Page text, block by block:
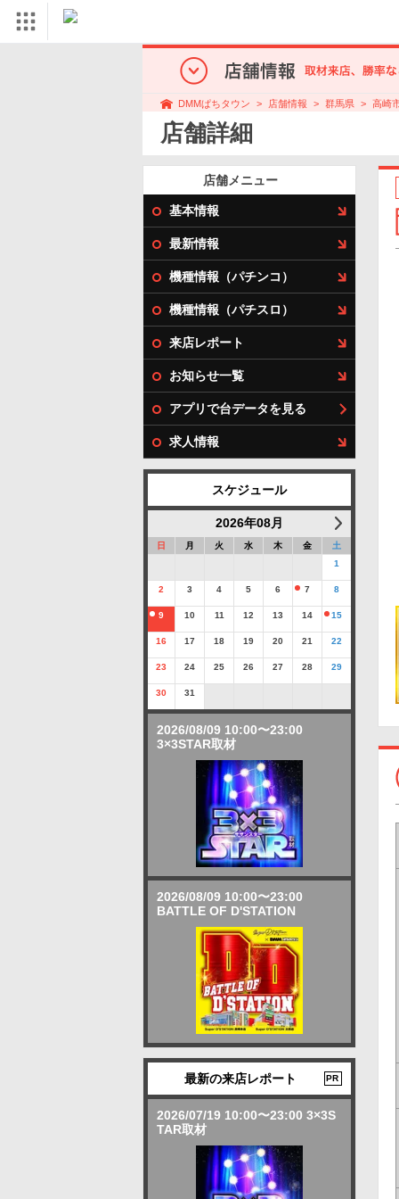
DMMぱちタウン 店舗情報 群馬県 高崎
店舗詳細
店舗メニュー
基本情報
最新情報
機種情報（パチンコ）
機種情報（パチスロ）
来店レポート
お知らせ一覧
アプリで台データを見る
求人情報
スケジュール
2026年08月
日 月 火 水 木 金
土
1
2 3 4 5 6 7 8
9 10 11 12 13 14 15
16 17 18 19 20 21 22
23 24 25 26 27 28 29
30 31
2026/08/09 10:00〜23:00
3×3STAR取材
2026/08/09 10:00〜23:00
BATTLE OF D'STATION
最新の来店レポート PR
2026/07/19 10:00〜23:00 3×3S
TAR取材